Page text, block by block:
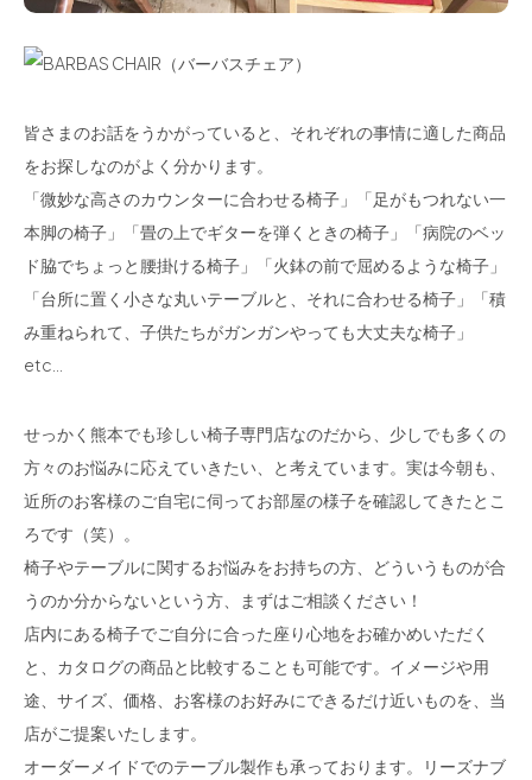
皆さまのお話をうかがっていると、それぞれの事情に適した商品
をお探しなのがよく分かります。
「微妙な高さのカウンターに合わせる椅子」「足がもつれない一
本脚の椅子」「畳の上でギターを弾くときの椅子」「病院のベッ
ド脇でちょっと腰掛ける椅子」「火鉢の前で屈めるような椅子」
「台所に置く小さな丸いテーブルと、それに合わせる椅子」「積
み重ねられて、子供たちがガンガンやっても大丈夫な椅子」
etc…
せっかく熊本でも珍しい椅子専門店なのだから、少しでも多くの
方々のお悩みに応えていきたい、と考えています。実は今朝も、
近所のお客様のご自宅に伺ってお部屋の様子を確認してきたとこ
ろです（笑）。
椅子やテーブルに関するお悩みをお持ちの方、どういうものが合
うのか分からないという方、まずはご相談ください！
店内にある椅子でご自分に合った座り心地をお確かめいただく
と、カタログの商品と比較することも可能です。イメージや用
途、サイズ、価格、お客様のお好みにできるだけ近いものを、当
店がご提案いたします。
オーダーメイドでのテーブル製作も承っております。リーズナブ